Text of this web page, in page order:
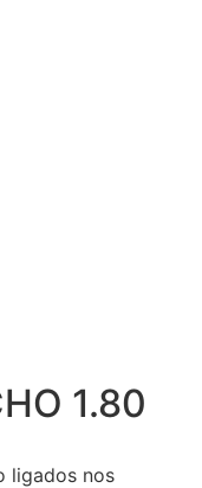
1.80
ligados nos